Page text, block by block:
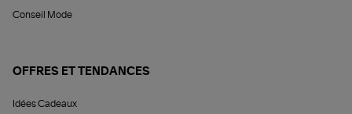
Conseil Mode
OFFRES ET TENDANCES
Idées Cadeaux